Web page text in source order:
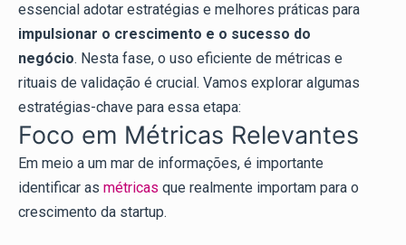
essencial adotar estratégias e melhores práticas para
impulsionar o crescimento e o sucesso do
negócio. Nesta fase, o uso eficiente de métricas e
rituais de validação é crucial. Vamos explorar algumas
estratégias-chave para essa etapa:
Foco em Métricas Relevantes
Em meio a um mar de informações, é importante
identificar as métricas que realmente importam para o
crescimento da startup.